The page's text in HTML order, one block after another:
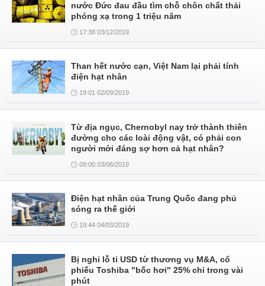
nước Đức đau đầu tìm chỗ chôn chất thải
phóng xạ trong 1 triệu năm
17:38 03/12/2019
Than hết nước cạn, Việt Nam lại phải tính
điện hạt nhân
19:01 02/09/2019
Từ địa ngục, Chernobyl nay trở thành thiên
đường cho các loài động vật, có phải con
người mới đáng sợ hơn cả hạt nhân?
09:00 03/06/2019
Điện hạt nhân của Trung Quốc đang phủ
sóng ra thế giới
19:44 04/03/2019
Bị nghi lỗ tỉ USD từ thương vụ M&A, cổ
phiếu Toshiba "bốc hơi" 25% chỉ trong vài
phút